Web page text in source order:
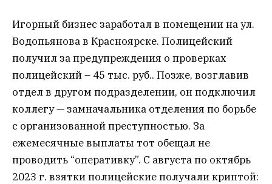
Игорный бизнес заработал в помещении на ул.
Водопьянова в Красноярске. Полицейский
получил за предупреждения о проверках
полицейский – 45 тыс. руб.. Позже, возглавив
отдел в другом подразделении, он подключил
коллегу — замначальника отделения по борьбе
с организованной преступностью. За
ежемесячные выплаты тот обещал не
проводить “оперативку”. С августа по октябрь
2023 г. взятки полицейские получали криптой: